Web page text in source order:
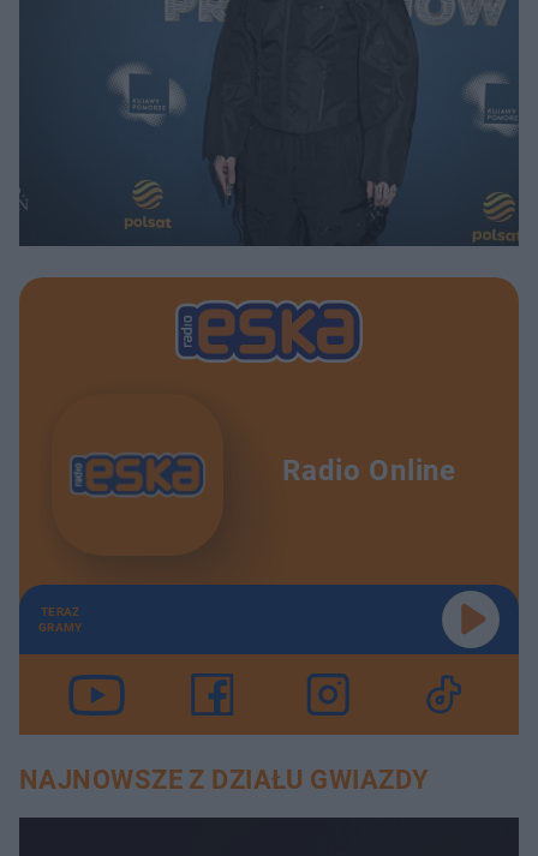
Radio Online
TERAZ
GRAMY
NAJNOWSZE Z DZIAŁU GWIAZDY